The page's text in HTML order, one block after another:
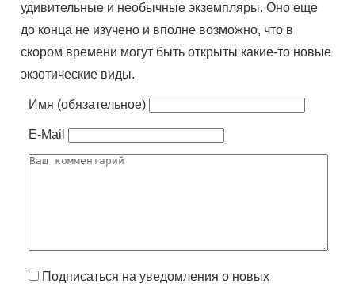
удивительные и необычные экземпляры. Оно еще
до конца не изучено и вполне возможно, что в
скором времени могут быть открыты какие-то новые
экзотические виды.
Имя (обязательное)
E-Mail
Подписаться на уведомления о новых